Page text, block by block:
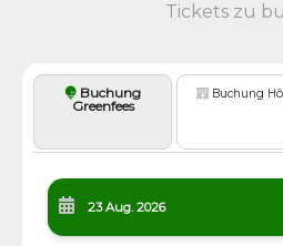
Tickets zu
Buchung
Greenfees
Buchung
23 Aug. 2026